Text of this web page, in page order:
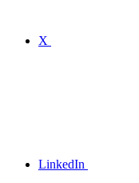
X
LinkedIn